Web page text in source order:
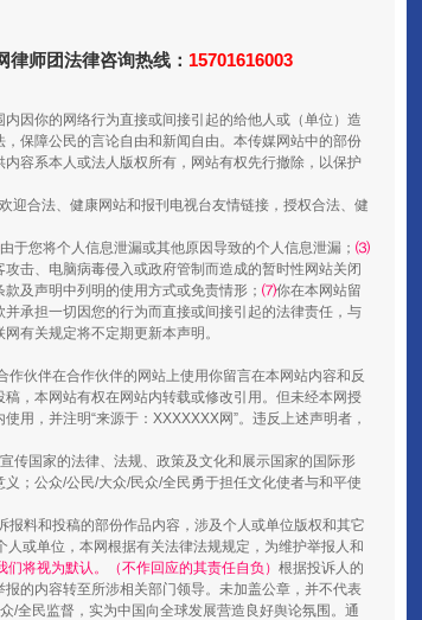
山西：不断增强治理腐败综合效能
养老服务师职业资格制度暂行规定
师团法律咨询热线： 15701616003
因你的网络行为直接或间接引起的给他人或（单位）造
保障公民的言论自由和新闻自由。本传媒网站中的部份
容系本人或法人版权所有，网站有权先行撤除，以保护
迎合法、健康网站和报刊电视台友情链接，授权合法、健
由于您将个人信息泄漏或其他原因导致的个人信息泄漏； ⑶
攻击、电脑病毒侵入或政府管制而造成的暂时性网站关闭
及声明中列明的使用方式或免责情形； ⑺你在本网站留
承担一切因您的行为而直接或间接引起的法律责任，与
有关规定将不定期更新本声明。
伙伴在合作伙伴的网站上使用你留言在本网站内容和反
，本网站有权在网站内转载或修改引用。但未经本网授
用，并注明“来源于：XXXXXXX网”。违反上述声明者，
传国家的法律、法规、政策及文化和展示国家的国际形
；公众/公民/大众/民众/全民勇于担任文化使者与和平使
料和投稿的部份作品内容，涉及个人或单位版权和其它
或单位，本网根据有关法律法规规定，为维护举报人和
将视为默认。（不作回应的其责任自负） 根据投诉人的
的内容转至所涉相关部门领导。未加盖公章，并不代表
/全民监督，实为中国向全球发展营造良好舆论氛围。通